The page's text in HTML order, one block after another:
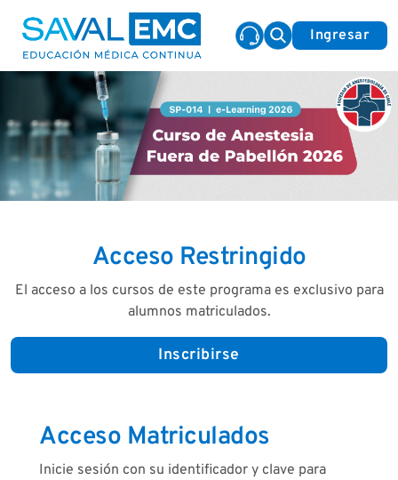
Ingresar
Acceso Restringido
El acceso a los cursos de este programa es exclusivo para
alumnos matriculados.
Inscribirse
Acceso Matriculados
Inicie sesión con su identificador y clave para